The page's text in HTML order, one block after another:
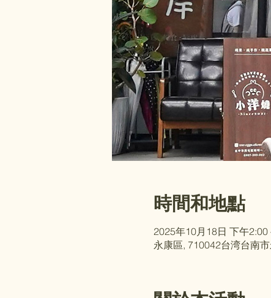
時間和地點
2025年10月18日 下午2:00
永康區, 710042台湾台南